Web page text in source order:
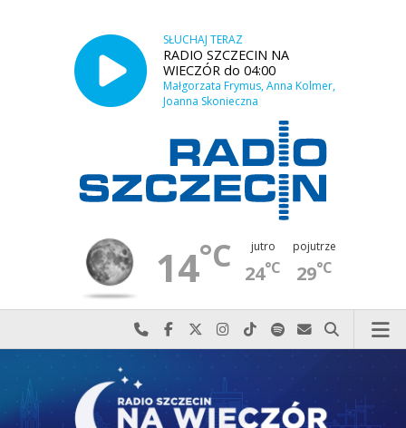
SŁUCHAJ TERAZ
RADIO SZCZECIN NA
WIECZÓR do 04:00
Małgorzata Frymus, Anna Kolmer,
Joanna Skonieczna
14°C jutro
24°C
pojutrze
29°C
Najlepiej po prostu do nas zadzwoń
Odwiedź nas na Facebook-u
Odwiedź nas na X
Odwiedź nas na Instagram-ie
Odwiedź nas na TikTok-u
Szukaj nas na Spotify
Wyślij do nas
Szukaj